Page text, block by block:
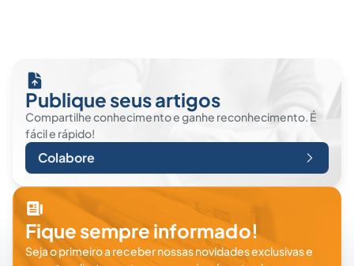
Publique seus artigos
Compartilhe conhecimento e ganhe reconhecimento. É
fácil e rápido!
Colabore
Fique sempre informado!
Seja o primeiro a receber nossas novidades exclusivas e